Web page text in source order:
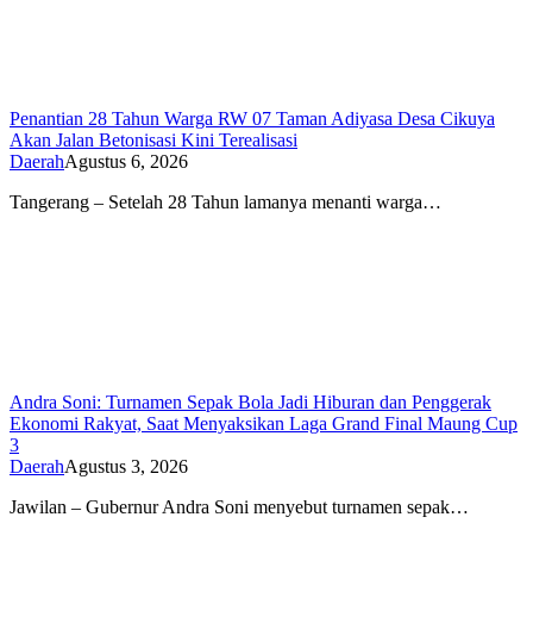
Penantian 28 Tahun Warga RW 07 Taman Adiyasa Desa Cikuya
Akan Jalan Betonisasi Kini Terealisasi
DaerahAgustus 6, 2026
Tangerang – Setelah 28 Tahun lamanya menanti warga…
Andra Soni: Turnamen Sepak Bola Jadi Hiburan dan Penggerak
Ekonomi Rakyat, Saat Menyaksikan Laga Grand Final Maung Cup
3
DaerahAgustus 3, 2026
Jawilan – Gubernur Andra Soni menyebut turnamen sepak…